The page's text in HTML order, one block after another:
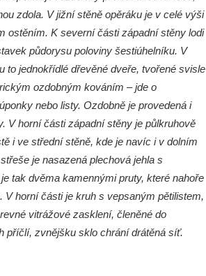
zdola. V jižní stěně opěráku je v celé výši
ostěním. K severní části západní stěny lodi
půdorysu poloviny šestiúhelníku. V
jednokřídlé dřevěné dveře, tvořené svisle
ozdobným kováním – jde o
nebo listy. Ozdobně je provedená i
V horní části západní stěny je půlkruhově
i ve střední stěně, kde je navíc i v dolním
je nasazená plechová jehla s
tak dvěma kamennými pruty, které nahoře
horní části je kruh s vepsaným pětilistem,
vitrážové zasklení, členěné do
příčlí, zvnějšku sklo chrání drátěná síť.